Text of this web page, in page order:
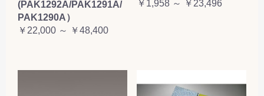
(PAK1292A/PAK1291A/
PAK1290A）
￥22,000 ～ ￥48,400
￥1,958 ～ ￥23,496